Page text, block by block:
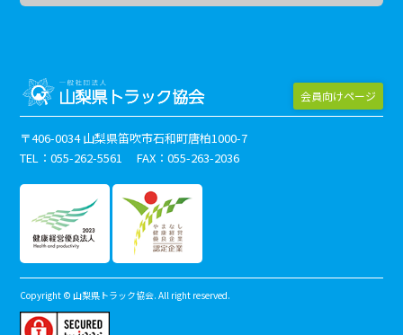
会員向けページ
〒406-0034 山梨県笛吹市石和町唐柏1000-7
TEL：055-262-5561 FAX：055-263-2036
Copyright © 山梨県トラック協会. All right reserved.